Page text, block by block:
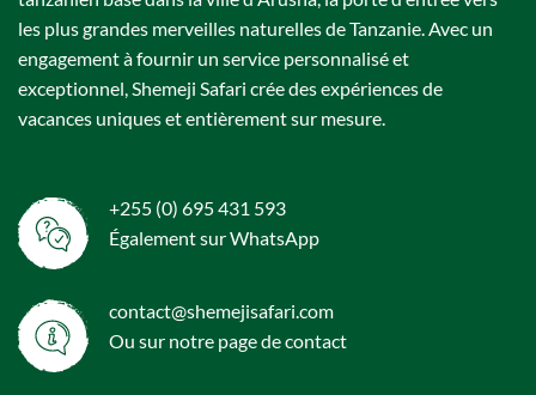
les plus grandes merveilles naturelles de Tanzanie. Avec un
engagement à fournir un service personnalisé et
exceptionnel, Shemeji Safari crée des expériences de
vacances uniques et entièrement sur mesure.
+255 (0) 695 431 593
Également sur WhatsApp
contact@shemejisafari.com
Ou sur notre page decontact